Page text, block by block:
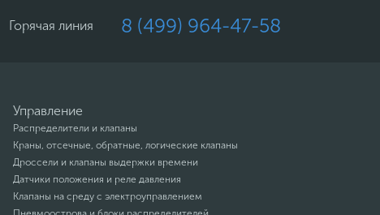
Горячая линия 8 (499) 964-47-58
Управление
Распределители и клапаны
Краны, отсечные, обратные, логические клапаны
Дроссели и клапаны выдержки времени
Датчики положения и реле давления
Клапаны на среду с электроуправлением